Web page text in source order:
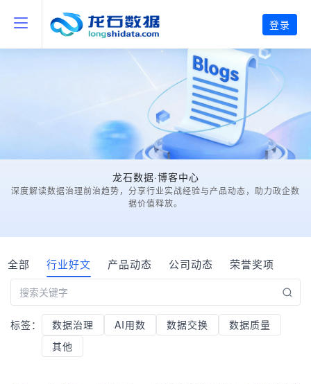
龙石数据·博客中心
深度解读数据治理前治趋势，分享行业实战经验与产品动态，助力政企数
据价值释放。
全部 行业好文 产品动态 公司动态 荣誉奖项
标签： 数据治理 AI用数 数据交换
数据质量
其他
登录